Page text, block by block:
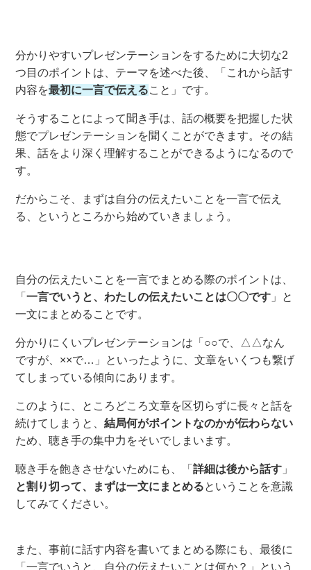
分かりやすいプレゼンテーションをするために大切な2
つ目のポイント は、 テーマを述べた後 、「 これから話す
内容を最初に一言で伝えること 」です。
そうすることによって 聞き手は 、話の概要を把握した状
態でプレゼンテーションを聞くことができます。その結
果、話をより深く理解することができ るようになるので
す。
だからこそ、
まずは自分の伝えたいことを一言で伝え
る
というところから始めていきましょう。
自分の伝えたいことを一言でまとめる際のポイントは、
「一言でいうと、わたしの伝えたいことは〇〇です 」と
一文にまとめることです。
分かりにくいプレゼンテーションは「○○で、△△なん
ですが、××で… 」といったように 、文章をいくつも繋げ
て しまっている傾向にあります。
このように ところどころ文章を区切らずに長々 と話を
続けてしまうと、結局何がポイントなのかが伝わらない
ため、聴き手の集中力をそいでしまいます。
聴き手を飽きさせないためにも、 「詳細は後から話す 」
と割り切って、まずは一文にまとめるということを意識
してみてください。
また、事前に話す内容を書いてまとめる際にも、最後に
「一言でいうと、自分の伝えたいことは何か？」という